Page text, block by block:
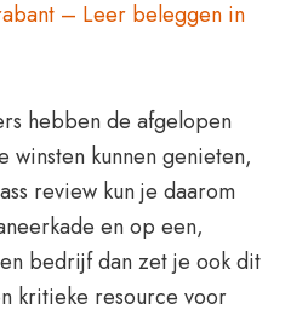
– Leer beleggen in
hebben de afgelopen
winsten kunnen genieten,
review kun je daarom
en op een,
bedrijf dan zet je ook dit
kritieke resource voor